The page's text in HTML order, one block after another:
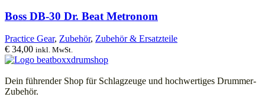
Boss DB-30 Dr. Beat Metronom
Practice Gear, Zubehör, Zubehör & Ersatzteile
€ 34,00 inkl. MwSt.
Dein führender Shop für Schlagzeuge und hochwertiges Drummer-
Zubehör.